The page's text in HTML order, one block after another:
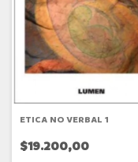
ETICA NO VERBAL 1
$19.200,00